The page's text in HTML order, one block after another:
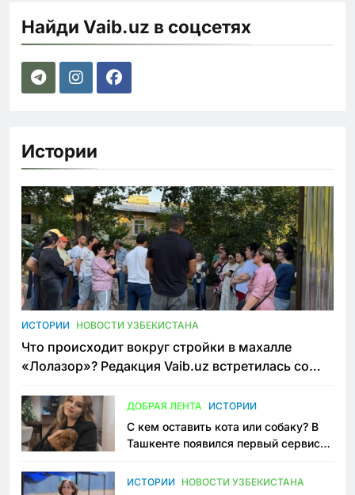
Найди Vaib.uz в соцсетях
Истории
ИСТОРИИ НОВОСТИ УЗБЕКИСТАНА
Что происходит вокруг стройки в махалле
«Лолазор»? Редакция Vaib.uz встретилась со
ДОБРАЯ ЛЕНТА ИСТОРИИ
С кем оставить кота или собаку? В
Ташкенте появился первый сервис
ИСТОРИИ НОВОСТИ УЗБЕКИСТАНА